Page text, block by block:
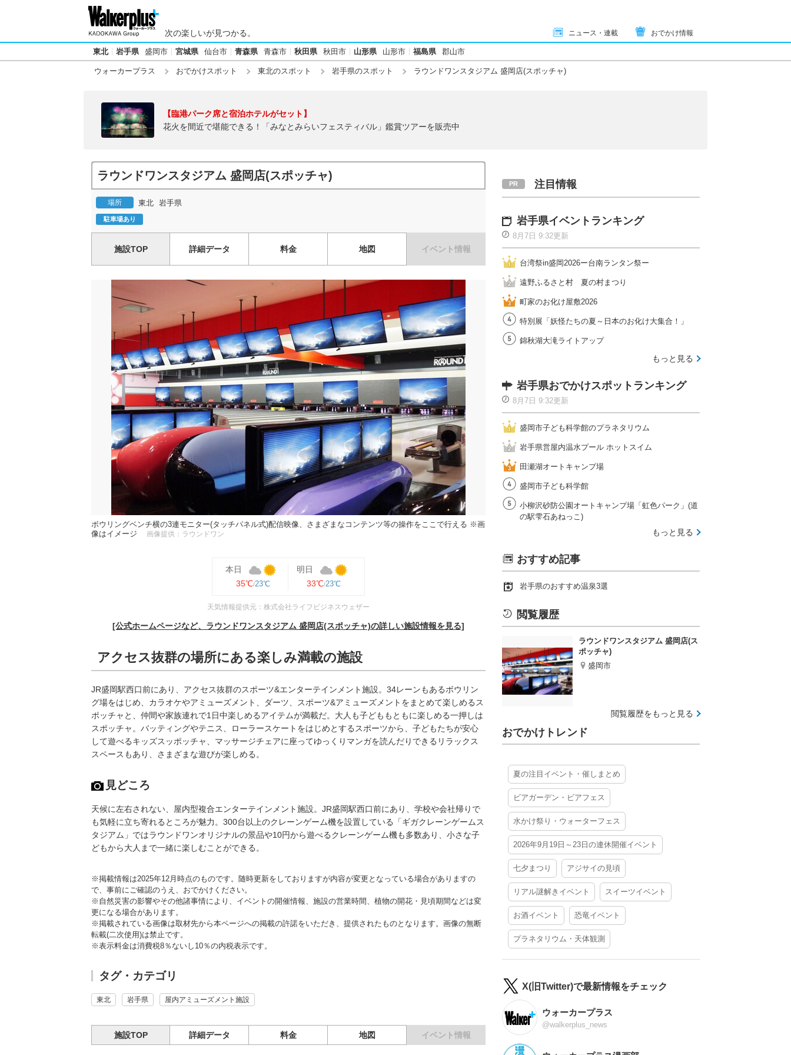
次の楽しいが見つかる。 ニュース・連載 おでかけ情報
東北 岩手県 盛岡市 宮城県 仙台市 青森県 青森市 秋田県 秋田市 山形県 山形市 福島県 郡山市
ウォーカープラス おでかけスポット 東北のスポット 岩手県のスポット ラウンドワンスタジアム 盛岡店(スポッチャ)
【臨港パーク席と宿泊ホテルがセット】
花火を間近で堪能できる！「みなとみらいフェスティバル」鑑賞ツアーを販売中
ラウンドワンスタジアム 盛岡店(スポッチャ)
場所 東北 岩手県
駐車場あり
施設TOP 詳細データ 料金 地図 イベント情報
ボウリングベンチ横の3連モニター(タッチパネル式)配信映像、さまざまなコンテンツ等の操作をここで行える ※画
像はイメージ
画像提供：ラウンドワン
本日
35℃ 23℃
明日
33℃ 23℃
天気情報提供元：株式会社ライフビジネスウェザー
[公式ホームページなど、ラウンドワンスタジアム 盛岡店(スポッチャ)の詳しい施設情報を見る]
アクセス抜群の場所にある楽しみ満載の施設
JR盛岡駅西口前にあり、アクセス抜群のスポーツ&エンターテインメント施設。34レーンもあるボウリン
グ場をはじめ、カラオケやアミューズメント、ダーツ、スポーツ&アミューズメントをまとめて楽しめるス
ポッチャと、仲間や家族連れで1日中楽しめるアイテムが満載だ。大人も子どももともに楽しめる一押しは
スポッチャ。バッティングやテニス、ローラースケートをはじめとするスポーツから、子どもたちが安心
して遊べるキッズスッポッチャ、マッサージチェアに座ってゆっくりマンガを読んだりできるリラックス
スペースもあり、さまざまな遊びが楽しめる。
見どころ
天候に左右されない、屋内型複合エンターテインメント施設。JR盛岡駅西口前にあり、学校や会社帰りで
も気軽に立ち寄れるところが魅力。300台以上のクレーンゲーム機を設置している「ギガクレーンゲームス
タジアム」ではラウンドワンオリジナルの景品や10円から遊べるクレーンゲーム機も多数あり、小さな子
どもから大人まで一緒に楽しむことができる。
※掲載情報は2025年12月時点のものです。随時更新をしておりますが内容が変更となっている場合がありますの
で、事前にご確認のうえ、おでかけください。
※自然災害の影響やその他諸事情により、イベントの開催情報、施設の営業時間、植物の開花・見頃期間などは変
更になる場合があります。
※掲載されている画像は取材先から本ページへの掲載の許諾をいただき、提供されたものとなります。画像の無断
転載(二次使用)は禁止です。
※表示料金は消費税8％ないし10％の内税表示です。
タグ・カテゴリ
東北 岩手県 屋内アミューズメント施設
施設TOP 詳細データ 料金 地図 イベント情報
注目情報
岩手県イベントランキング
8月7日 9:32更新
台湾祭in盛岡2026ー台南ランタン祭ー
遠野ふるさと村 夏の村まつり
町家のお化け屋敷2026
特別展「妖怪たちの夏～日本のお化け大集合！」
錦秋湖大滝ライトアップ
もっと見る
岩手県おでかけスポットランキング
8月7日 9:32更新
盛岡市子ども科学館のプラネタリウム
岩手県営屋内温水プール ホットスイム
田瀬湖オートキャンプ場
盛岡市子ども科学館
小柳沢砂防公園オートキャンプ場「虹色パーク」(道
の駅雫石あねっこ)
もっと見る
おすすめ記事
岩手県のおすすめ温泉3選
閲覧履歴
ラウンドワンスタジアム 盛岡店(ス
ポッチャ)
盛岡市
閲覧履歴をもっと見る
おでかけトレンド
夏の注目イベント・催しまとめ
ビアガーデン・ビアフェス
水かけ祭り・ウォーターフェス
2026年9月19日～23日の連休開催イベント
七夕まつり アジサイの見頃
リアル謎解きイベント スイーツイベント
お酒イベント 恐竜イベント
プラネタリウム・天体観測
X(旧Twitter)で最新情報をチェック
ウォーカープラス
@walkerplus_news